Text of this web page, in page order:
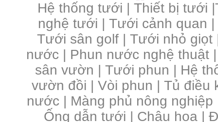
Hệ thống tưới | Thiết bị tưới |
nghệ tưới | Tưới cảnh quan |
Tưới sân golf |Tưới nhỏ giọt
nước | Phun nước nghệ thuật
sân vườn |Tưới phun | Hệ
vườn đồi | Vòi phun | Tủ điều
nước | Màng phủ nông
Ống dẫn tưới | Chậu hoa |